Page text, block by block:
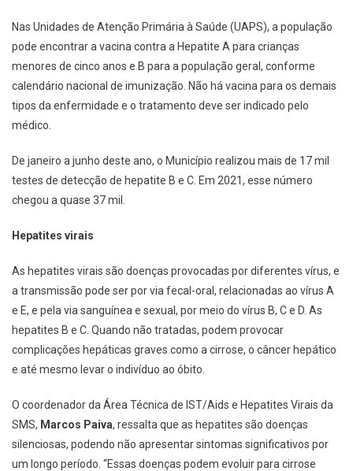
Nas Unidades de Atenção Primária à Saúde (UAPS), a população
pode encontrar a vacina contra a Hepatite A para crianças
menores de cinco anos e B para a população geral, conforme
calendário nacional de imunização. Não há vacina para os demais
tipos da enfermidade e o tratamento deve ser indicado pelo
médico.
De janeiro a junho deste ano, o Município realizou mais de 17 mil
testes de detecção de hepatite B e C. Em 2021, esse número
chegou a quase 37 mil.
Hepatites virais
As hepatites virais são doenças provocadas por diferentes vírus, e
a transmissão pode ser por via fecal-oral, relacionadas ao vírus A
e E, e pela via sanguínea e sexual, por meio do vírus B, C e D. As
hepatites B e C. Quando não tratadas, podem provocar
complicações hepáticas graves como a cirrose, o câncer hepático
e até mesmo levar o indivíduo ao óbito.
O coordenador da Área Técnica de IST/Aids e Hepatites Virais da
SMS, Marcos Paiva, ressalta que as hepatites são doenças
silenciosas, podendo não apresentar sintomas significativos por
um longo período. “Essas doenças podem evoluir para cirrose